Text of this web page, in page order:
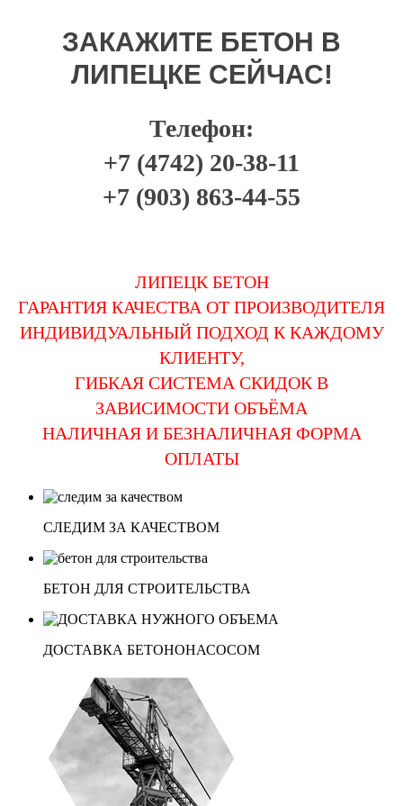
ЗАКАЖИТЕ БЕТОН В
ЛИПЕЦКЕ СЕЙЧАС!
Телефон:
+7 (4742) 20-38-11
+7 (903) 863-44-55
ЛИПЕЦК БЕТОН
ГАРАНТИЯ КАЧЕСТВА ОТ ПРОИЗВОДИТЕЛЯ
ИНДИВИДУАЛЬНЫЙ ПОДХОД К КАЖДОМУ
КЛИЕНТУ,
ГИБКАЯ СИСТЕМА СКИДОК В
ЗАВИСИМОСТИ ОБЪЁМА
НАЛИЧНАЯ И БЕЗНАЛИЧНАЯ ФОРМА
ОПЛАТЫ
СЛЕДИМ ЗА КАЧЕСТВОМ
БЕТОН ДЛЯ СТРОИТЕЛЬСТВА
ДОСТАВКА БЕТОНОНАСОСОМ